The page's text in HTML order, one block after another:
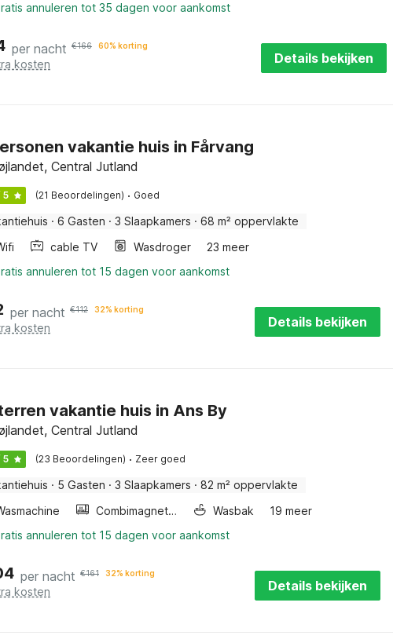
annuleren tot 35 dagen voor aankomst
per nacht €166 60% korting
kosten Details bekijken
vakantie huis in Fårvang
Central Jutland
5 (21 Beoordelingen) · Goed
· 6 Gasten · 3 Slaapkamers · 68 m² oppervlakte
cable TV Wasdroger
23 meer
annuleren tot 15 dagen voor aankomst
per nacht €112 32% korting
kosten Details bekijken
vakantie huis in Ans By
Central Jutland
5 (23 Beoordelingen) · Zeer goed
· 5 Gasten · 3 Slaapkamers · 82 m² oppervlakte
Combimagnetron Wasbak
19 meer
annuleren tot 15 dagen voor aankomst
per nacht €161 32% korting
kosten Details bekijken